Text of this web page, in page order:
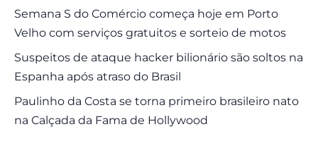
Semana S do Comércio começa hoje em Porto
Velho com serviços gratuitos e sorteio de motos
Suspeitos de ataque hacker bilionário são soltos na
Espanha após atraso do Brasil
Paulinho da Costa se torna primeiro brasileiro nato
na Calçada da Fama de Hollywood